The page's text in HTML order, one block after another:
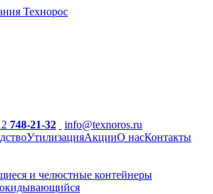
748-21-32
info@texnoros.ru
УтилизацияАкцииО насКонтакты
и челюстные контейнеры